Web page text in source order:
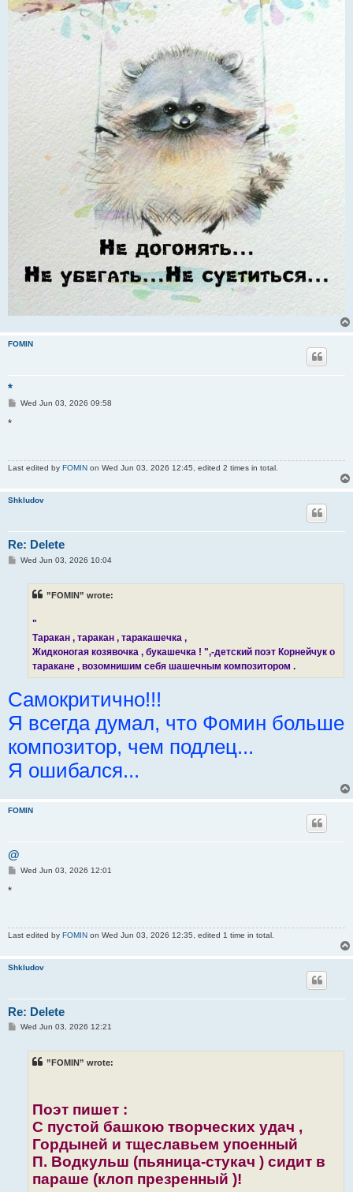
FOMIN
*
PWed Jun 03, 2026 09:58
*
Last edited by FOMIN on Wed Jun 03, 2026 12:45, edited 2 times in total.
Shkludov
Re: Delete
PWed Jun 03, 2026 10:04
”FOMIN” wrote:
"
Таракан , таракан , таракашечка ,
Жидконогая козявочка , букашечка ! ",-детский поэт Корнейчук о
таракане , возомнишим себя шашечным композитором .
Самокритично!!!
Я всегда думал, что Фомин больше
композитор, чем подлец...
Я ошибался...
FOMIN
@
PWed Jun 03, 2026 12:01
*
Last edited by FOMIN on Wed Jun 03, 2026 12:35, edited 1 time in total.
Shkludov
Re: Delete
PWed Jun 03, 2026 12:21
”FOMIN” wrote:
Поэт пишет :
С пустой башкою творческих удач ,
Гордыней и тщеславьем упоенный
П. Водкульш (пьяница-стукач ) сидит в
параше (клоп презренный )!